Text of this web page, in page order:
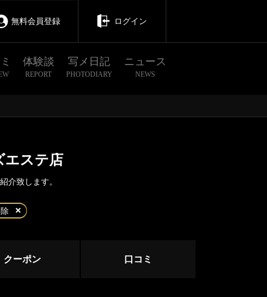
無料会員登録 ログイン
体験談
REPORT
写メ日記
PHOTODIARY
ニュース
NEWS
エステ店
介致します。
クーポン 口コミ
蕨